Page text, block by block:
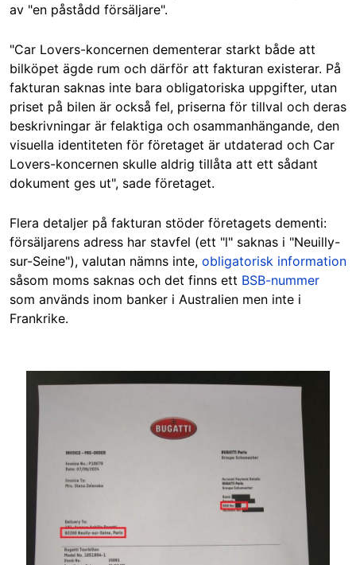
av "en påstådd försäljare".
"Car Lovers-koncernen dementerar starkt både att
bilköpet ägde rum och därför att fakturan existerar. På
fakturan saknas inte bara obligatoriska uppgifter, utan
priset på bilen är också fel, priserna för tillval och deras
beskrivningar är felaktiga och osammanhängande, den
visuella identiteten för företaget är utdaterad och Car
Lovers-koncernen skulle aldrig tillåta att ett sådant
dokument ges ut", sade företaget.
Flera detaljer på fakturan stöder företagets dementi:
försäljarens adress har stavfel (ett "l" saknas i "Neuilly-
sur-Seine"), valutan nämns inte, obligatorisk information
såsom moms saknas och det finns ett BSB-nummer
som används inom banker i Australien men inte i
Frankrike.